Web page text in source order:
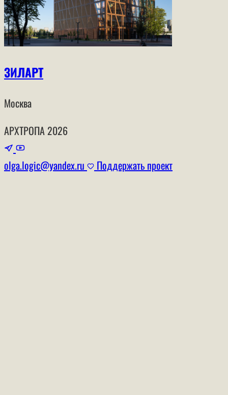
ЗИЛАРТ
Москва
АРХТРОПА 2026
olga.logic@yandex.ru Поддержать проект